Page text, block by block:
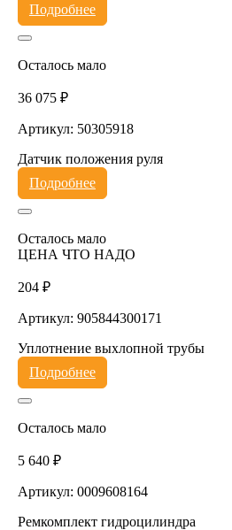
Подробнее
Осталось мало
36 075 ₽
Артикул: 50305918
Датчик положения руля
Подробнее
Осталось мало
ЦЕНА ЧТО НАДО
204 ₽
Артикул: 905844300171
Уплотнение выхлопной трубы
Подробнее
Осталось мало
5 640 ₽
Артикул: 0009608164
Ремкомплект гидроцилиндра